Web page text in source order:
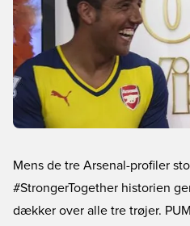
Mens de tre Arsenal-profiler
#StrongerTogether historien
dækker over alle tre trøjer.